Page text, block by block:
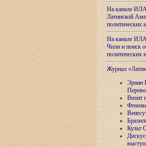
На канале
Латинской
На канале
Чили и поиск
Журнал
Эрнан
Визит
Культ